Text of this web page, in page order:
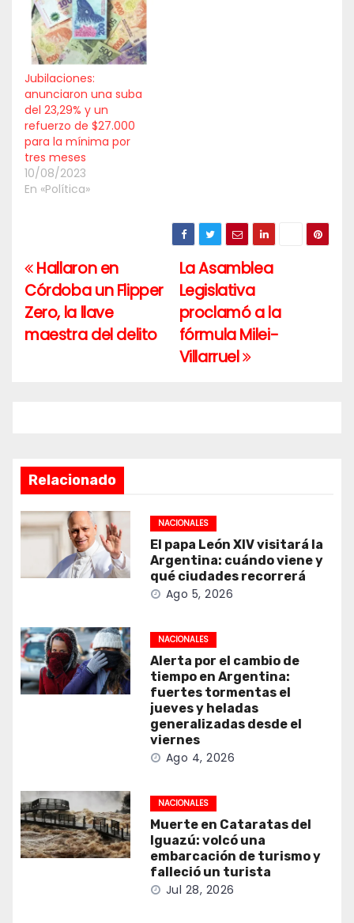
Jubilaciones:
anunciaron una suba
del 23,29% y un
refuerzo de $27.000
para la mínima por
tres meses
10/08/2023
En «Política»
Navegación
de
entradas
La Asamblea
Legislativa
proclamó a la
fórmula Milei-
Villarruel
Hallaron en
Córdoba un Flipper
Zero, la llave
maestra del delito
Relacionado
NACIONALES
El papa León XIV visitará la
Argentina: cuándo viene y
qué ciudades recorrerá
Ago 5, 2026
NACIONALES
Alerta por el cambio de
tiempo en Argentina:
fuertes tormentas el
jueves y heladas
generalizadas desde el
viernes
Ago 4, 2026
NACIONALES
Muerte en Cataratas del
Iguazú: volcó una
embarcación de turismo y
falleció un turista
Jul 28, 2026